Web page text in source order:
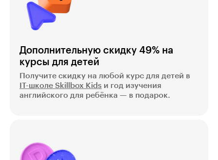
Дополнительную скидку 49% на
курсы для детей
Получите скидку на любой курс для детей в
IT-школе Skillbox Kids и год изучения
английского для ребёнка — в подарок.